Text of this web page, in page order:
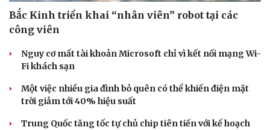
Bắc Kinh triển khai “nhân viên” robot tại các
công viên
Nguy cơ mất tài khoản Microsoft chỉ vì kết nối mạng Wi-
Fi khách sạn
Một việc nhiều gia đình bỏ quên có thể khiến điện mặt
trời giảm tới 40% hiệu suất
Trung Quốc tăng tốc tự chủ chip tiên tiến với kế hoạch